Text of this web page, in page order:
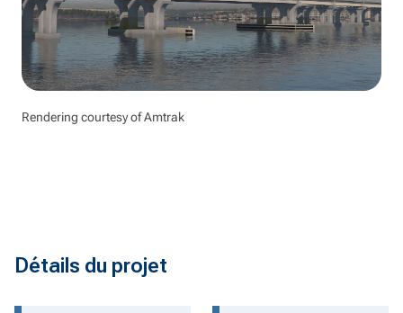
Rendering courtesy of Amtrak
Détails du projet